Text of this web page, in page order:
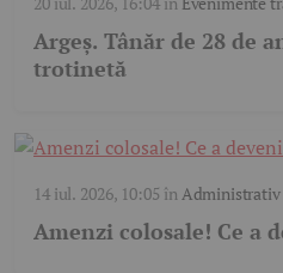
Argeș. Tânăr de 28 de
trotinetă
14 iul. 2026, 10:05 înAdministrativ
Amenzi colosale! Ce a